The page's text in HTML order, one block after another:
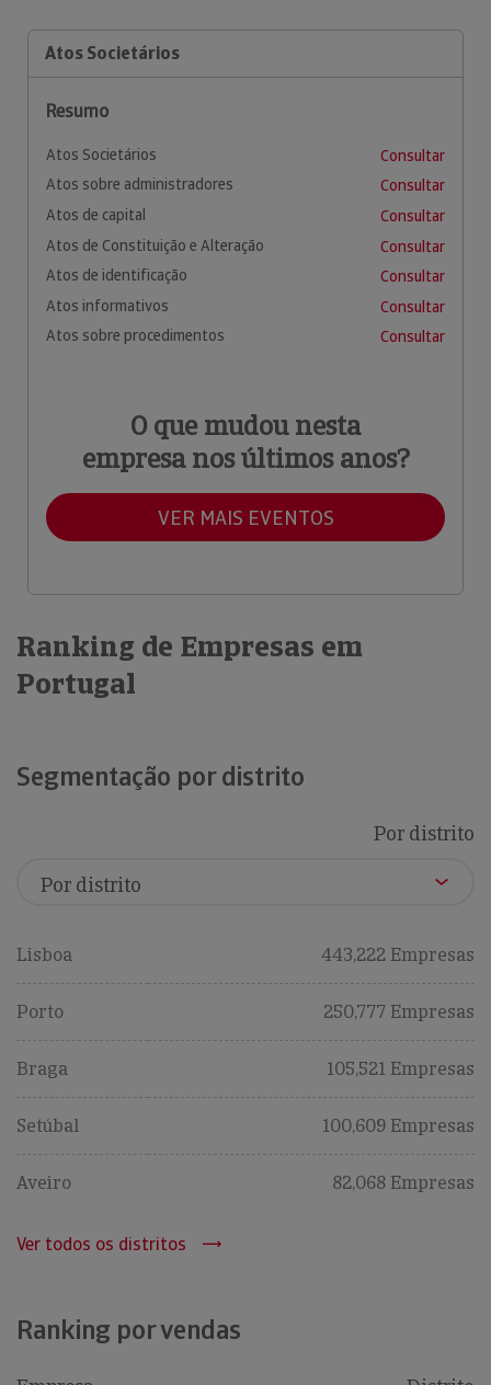
Atos Societários
Resumo
Atos Societários
Consultar
Atos sobre administradores
Consultar
Atos de capital
Consultar
Atos de Constituição e Alteração
Consultar
Atos de identificação
Consultar
Atos informativos
Consultar
Atos sobre procedimentos
Consultar
O que mudou nesta
empresa nos últimos anos?
VER MAIS EVENTOS
Ranking de Empresas em
Portugal
Segmentação por distrito
Por distrito
Lisboa 443,222 Empresas
Porto 250,777 Empresas
Braga 105,521 Empresas
Setúbal 100,609 Empresas
Aveiro 82,068 Empresas
Ver todos os distritos
Ranking por vendas